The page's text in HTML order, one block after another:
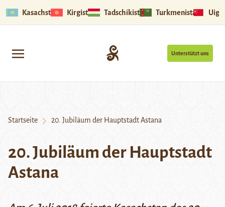
Kasachstan Kirgistan Tadschikistan Turkmenistan
Unterstützt uns
Startseite 20. Jubiläum der Hauptstadt Astana
20. Jubiläum der Hauptstadt
Astana